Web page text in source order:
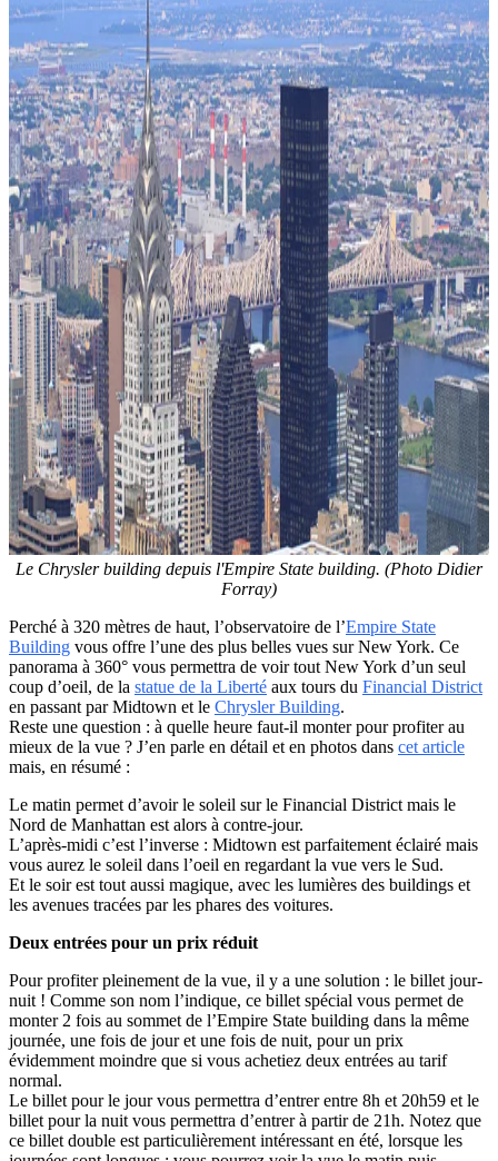
Le Chrysler building depuis l'Empire State building. (Photo Didier
Forray)
Perché à 320 mètres de haut, l’observatoire de l’Empire State
Building vous offre l’une des plus belles vues sur New York. Ce
panorama à 360° vous permettra de voir tout New York d’un seul
coup d’oeil, de la statue de la Liberté aux tours du Financial District
en passant par Midtown et le Chrysler Building.
Reste une question : à quelle heure faut-il monter pour profiter au
mieux de la vue ? J’en parle en détail et en photos dans cet article
mais, en résumé :
Le matin permet d’avoir le soleil sur le Financial District mais le
Nord de Manhattan est alors à contre-jour.
L’après-midi c’est l’inverse : Midtown est parfaitement éclairé mais
vous aurez le soleil dans l’oeil en regardant la vue vers le Sud.
Et le soir est tout aussi magique, avec les lumières des buildings et
les avenues tracées par les phares des voitures.
Deux entrées pour un prix réduit
Pour profiter pleinement de la vue, il y a une solution : le billet jour-
nuit ! Comme son nom l’indique, ce billet spécial vous permet de
monter 2 fois au sommet de l’Empire State building dans la même
journée, une fois de jour et une fois de nuit, pour un prix
évidemment moindre que si vous achetiez deux entrées au tarif
normal.
Le billet pour le jour vous permettra d’entrer entre 8h et 20h59 et le
billet pour la nuit vous permettra d’entrer à partir de 21h. Notez que
ce billet double est particulièrement intéressant en été, lorsque les